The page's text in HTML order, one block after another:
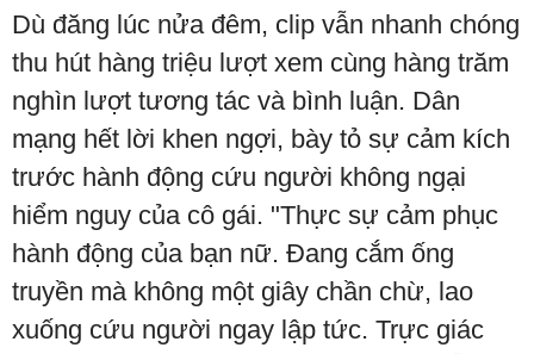
Dù đăng lúc nửa đêm, clip vẫn nhanh chóng
thu hút hàng triệu lượt xem cùng hàng trăm
nghìn lượt tương tác và bình luận. Dân
mạng hết lời khen ngợi, bày tỏ sự cảm kích
trước hành động cứu người không ngại
hiểm nguy của cô gái. "Thực sự cảm phục
hành động của bạn nữ. Đang cắm ống
truyền mà không một giây chần chừ, lao
xuống cứu người ngay lập tức. Trực giác